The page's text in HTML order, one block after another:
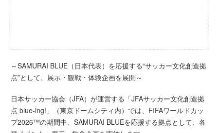
～SAMURAI BLUE（日本代表）を応援する“サッカー文化創造拠
点”として、展示・観戦・体験企画を展開～
日本サッカー協会（JFA）が運営する「JFAサッカー文化創造拠
点 blue-ing!」（東京ドームシティ内）では、FIFAワールドカッ
プ2026™の期間中、SAMURAI BLUEを応援する拠点として、各